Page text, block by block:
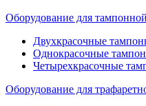
Оборудование для
Двухкрасочные
Однокрасочные
Четырехкрасочные
Оборудование для